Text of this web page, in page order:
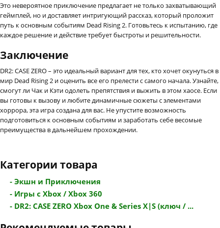
Это невероятное приключение предлагает не только захватывающий
геймплей, но и доставляет интригующий рассказ, который проложит
путь к основным событиям Dead Rising 2. Готовьтесь к испытанию, где
каждое решение и действие требует быстроты и решительности.
Заключение
DR2: CASE ZERO – это идеальный вариант для тех, кто хочет окунуться в
мир Dead Rising 2 и оценить все его прелести с самого начала. Узнайте,
смогут ли Чак и Кэти одолеть препятствия и выжить в этом хаосе. Если
вы готовы к вызову и любите динамичные сюжеты с элементами
хоррора, эта игра создана для вас. Не упустите возможность
подготовиться к основным событиям и заработать себе весомые
преимущества в дальнейшем прохождении.
Категории товара
- Экшн и Приключения
- Игры с Xbox / Xbox 360
- DR2: CASE ZERO Xbox One & Series X|S (ключ / ...